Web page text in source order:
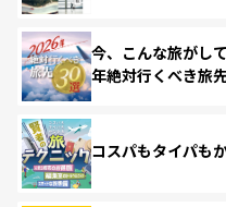
今、こんな旅がし
年絶対行くべき旅
コスパもタイパも